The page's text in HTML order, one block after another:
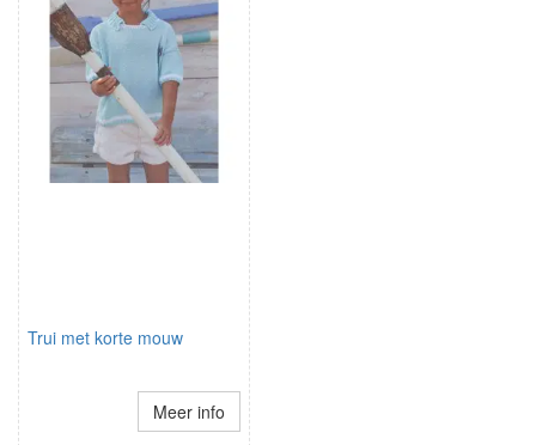
Trui met korte mouw
Meer info